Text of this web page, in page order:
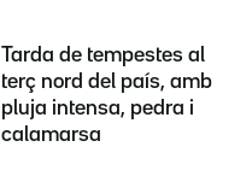
Tarda de tempestes al
terç nord del país, amb
pluja intensa, pedra i
calamarsa